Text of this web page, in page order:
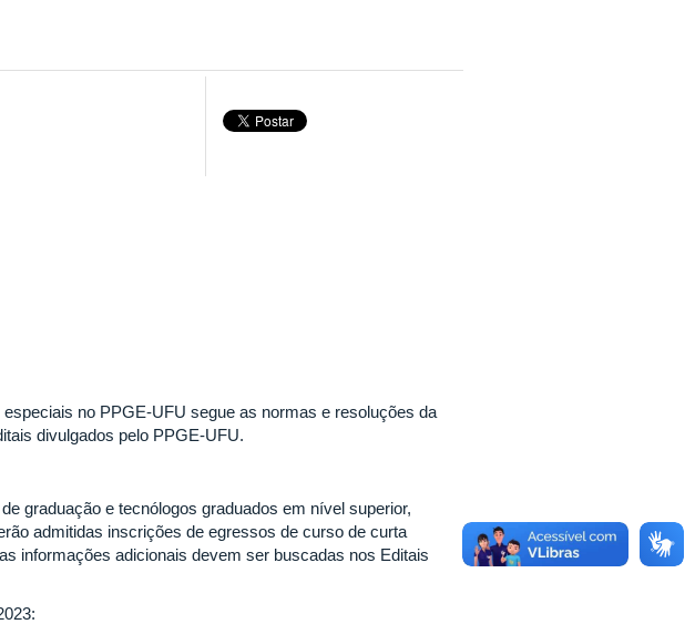
no PPGE-UFU segue as normas e resoluções da
divulgados pelo PPGE-UFU.
graduação e tecnólogos graduados em nível superior,
admitidas inscrições de egressos de curso de curta
informações adicionais devem ser buscadas nos Editais